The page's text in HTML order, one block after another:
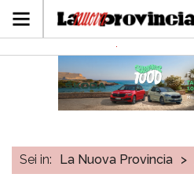
Sei in: La Nuova Provincia >